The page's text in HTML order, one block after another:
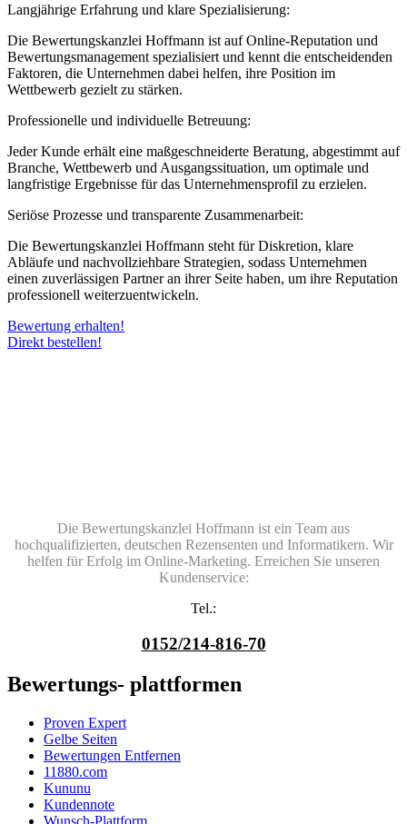
Langjährige Erfahrung und klare Spezialisierung:
Die Bewertungskanzlei Hoffmann ist auf Online-Reputation und
Bewertungsmanagement spezialisiert und kennt die entscheidenden
Faktoren, die Unternehmen dabei helfen, ihre Position im
Wettbewerb gezielt zu stärken.
Professionelle und individuelle Betreuung:
Jeder Kunde erhält eine maßgeschneiderte Beratung, abgestimmt auf
Branche, Wettbewerb und Ausgangssituation, um optimale und
langfristige Ergebnisse für das Unternehmensprofil zu erzielen.
Seriöse Prozesse und transparente Zusammenarbeit:
Die Bewertungskanzlei Hoffmann steht für Diskretion, klare
Abläufe und nachvollziehbare Strategien, sodass Unternehmen
einen zuverlässigen Partner an ihrer Seite haben, um ihre Reputation
professionell weiterzuentwickeln.
Bewertung erhalten!
Direkt bestellen!
Die Bewertungskanzlei Hoffmann ist ein Team aus
hochqualifizierten, deutschen Rezensenten und Informatikern. Wir
helfen für Erfolg im Online-Marketing. Erreichen Sie unseren
Kundenservice:
Tel.:
0152/214-816-70
Bewertungs- plattformen
Proven Expert
Gelbe Seiten
Bewertungen Entfernen
11880.com
Kununu
Kundennote
Wunsch-Plattform